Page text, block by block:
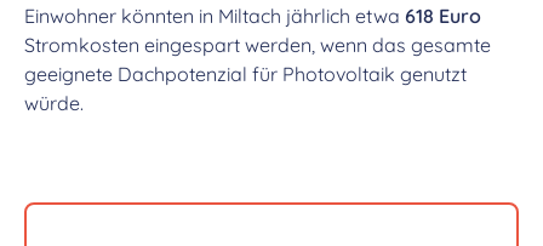
Einwohner könnten in Miltach jährlich etwa 618 Euro
Stromkosten eingespart werden, wenn das gesamte
geeignete Dachpotenzial für Photovoltaik genutzt
würde.